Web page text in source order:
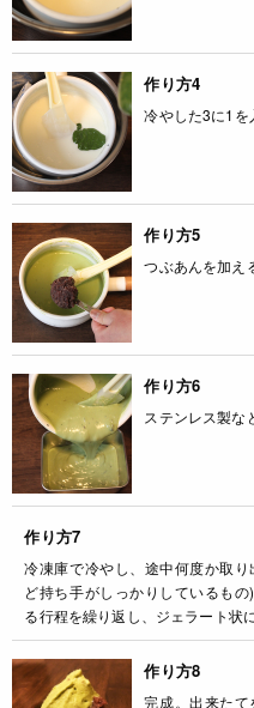
作り方4
冷やした3に1を
作り方5
つぶあんを加え
作り方6
ステンレス製な
作り方7
冷凍庫で冷やし、途中何度か取
ど持ち手がしっかりしているも
る行程を繰り返し、ジェラート状
作り方8
完成。出来た